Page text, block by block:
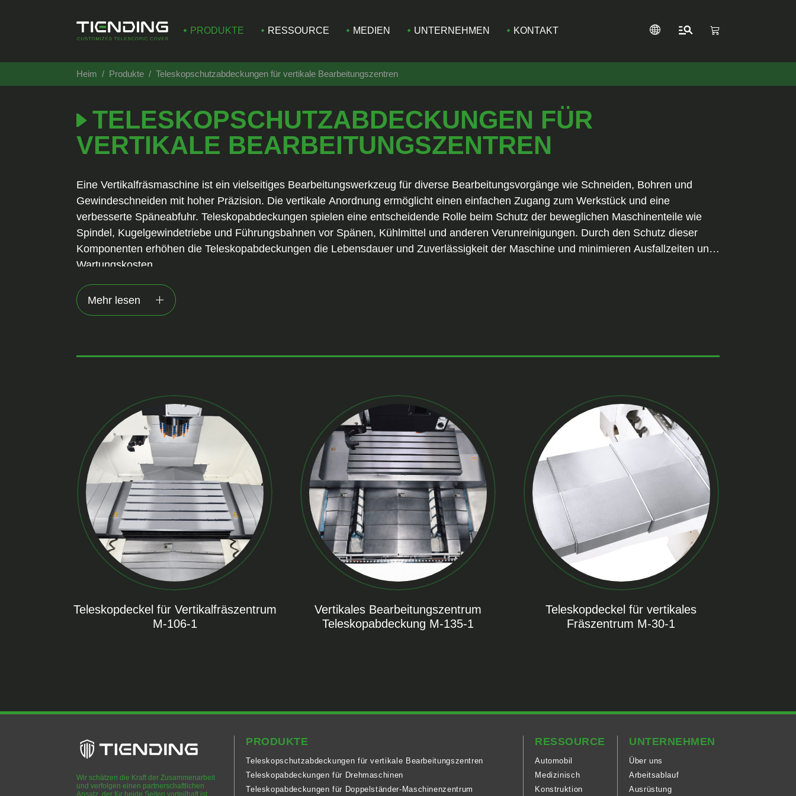
PRODUKTE RESSOURCE MEDIEN UNTERNEHMEN KONTAKT
Heim Produkte Teleskopschutzabdeckungen für vertikale Bearbeitungszentren
TELESKOPSCHUTZABDECKUNGEN FÜR
VERTIKALE BEARBEITUNGSZENTREN
Eine Vertikalfräsmaschine ist ein vielseitiges Bearbeitungswerkzeug für diverse Bearbeitungsvorgänge wie Schneiden, Bohren und
Gewindeschneiden mit hoher Präzision. Die vertikale Anordnung ermöglicht einen einfachen Zugang zum Werkstück und eine
verbesserte Späneabfuhr. Teleskopabdeckungen spielen eine entscheidende Rolle beim Schutz der beweglichen Maschinenteile wie
Spindel, Kugelgewindetriebe und Führungsbahnen vor Spänen, Kühlmittel und anderen Verunreinigungen. Durch den Schutz dieser
Komponenten erhöhen die Teleskopabdeckungen die Lebensdauer und Zuverlässigkeit der Maschine und minimieren Ausfallzeiten und
Wartungskosten.
Mehr lesen
Teleskopdeckel für Vertikalfräszentrum
M-106-1
Vertikales Bearbeitungszentrum
Teleskopabdeckung M-135-1
Teleskopdeckel für vertikales
Fräszentrum M-30-1
Wir schätzen die Kraft der Zusammenarbeit
und verfolgen einen partnerschaftlichen
Ansatz, der für beide Seiten vorteilhaft ist.
PRODUKTE
Teleskopschutzabdeckungen für vertikale Bearbeitungszentren
Teleskopabdeckungen für Drehmaschinen
Teleskopabdeckungen für Doppelständer-Maschinenzentrum
RESSOURCE
Automobil
Medizinisch
Konstruktion
UNTERNEHMEN
Über uns
Arbeitsablauf
Ausrüstung